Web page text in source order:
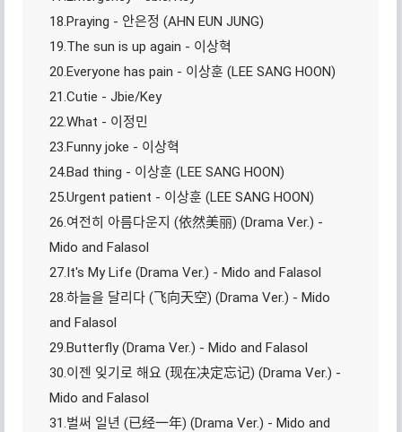
18.Praying - 안은정 (AHN EUN JUNG)
19.The sun is up again - 이상혁
20.Everyone has pain - 이상훈 (LEE SANG HOON)
21.Cutie - Jbie/Key
22.What - 이정민
23.Funny joke - 이상혁
24.Bad thing - 이상훈 (LEE SANG HOON)
25.Urgent patient - 이상훈 (LEE SANG HOON)
26.여전히 아름다운지 (依然美丽) (Drama Ver.) -
Mido and Falasol
27.It's My Life (Drama Ver.) - Mido and Falasol
28.하늘을 달리다 (飞向天空) (Drama Ver.) - Mido
and Falasol
29.Butterfly (Drama Ver.) - Mido and Falasol
30.이젠 잊기로 해요 (现在决定忘记) (Drama Ver.) -
Mido and Falasol
31.벌써 일년 (已经一年) (Drama Ver.) - Mido and